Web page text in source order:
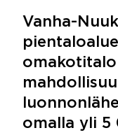
Vanha-
omalla yli 5